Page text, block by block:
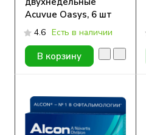
Acuvue Oasys, 6 шт
4.6 Есть в наличии
В корзину